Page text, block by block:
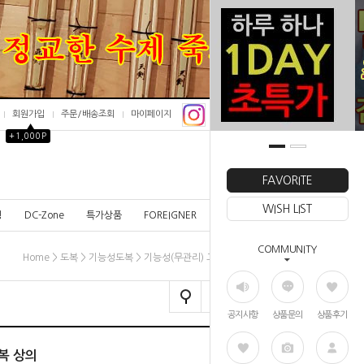
FAVORITE
WISH LIST
COMMUNITY
공지사항 상품문의 상품후기
회원가입
▲
+1,000P
주문/배송조회 마이페이지
DC-Zone 특가상품 FOREIGNER
Home > 도복 > 기능성도복 > 기능성(무관리) 고급 도복 상의
상의